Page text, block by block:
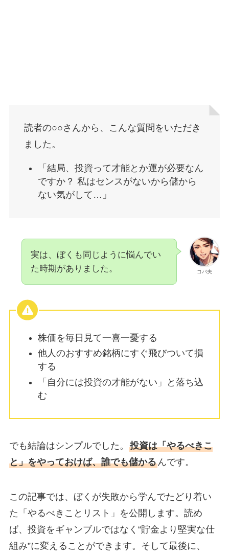
読者の○○さんから、こんな質問をいただき
ました。
「結局、投資って才能とか運が必要なん
ですか？ 私はセンスがないから儲から
ない気がして…」
コバ夫
実は、ぼくも同じように悩んでい
た時期がありました。
株価を毎日見て一喜一憂する
他人のおすすめ銘柄にすぐ飛びついて損
する
「自分には投資の才能がない」と落ち込
む
でも結論はシンプルでした。 投資は「やるべきこ
と」をやっておけば、誰でも儲かるんです。
この記事では、ぼくが失敗から学んでたどり着い
た「やるべきことリスト」を公開します。読め
ば、投資をギャンブルではなく“貯金より堅実な仕
組み”に変えることができます。そして最後に、